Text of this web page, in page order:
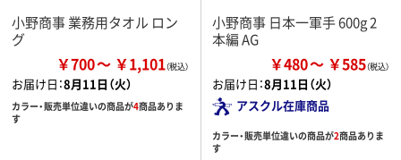
小野商事 業務用タオル ロン
グ
￥700 ￥1,101
お届け日：8月11日（火）
カラー・販売単位違いの商品が4商品ありま
す
小野商事 日本一軍手 600g 2
本編 AG
￥480 ￥585
お届け日：8月11日（火）
アスクル在庫商品
カラー・販売単位違いの商品が2商品ありま
す